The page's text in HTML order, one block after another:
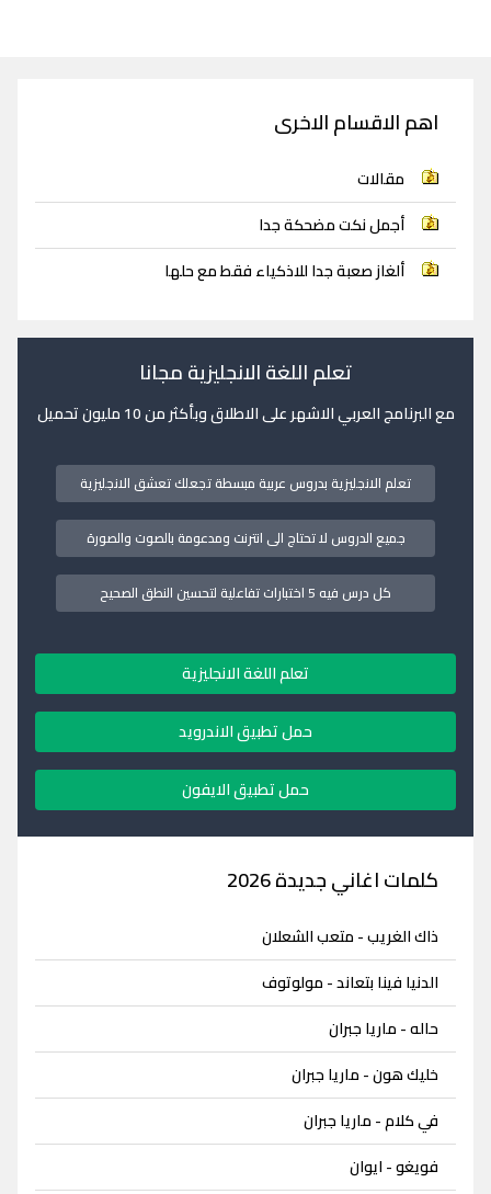
اهم الاقسام الاخرى
مقالات
أجمل نكت مضحكة جدا
ألغاز صعبة جدا للاذكياء فقط مع حلها
تعلم اللغة الانجليزية مجانا
مع البرنامج العربي الاشهر على الاطلاق وبأكثر من 10 مليون تحميل
تعلم الانجليزية بدروس عربية مبسطة تجعلك تعشق الانجليزية
جميع الدروس لا تحتاج الى انترنت ومدعومة بالصوت والصورة
كل درس فيه 5 اختبارات تفاعلية لتحسين النطق الصحيح
تعلم اللغة الانجليزية
حمل تطبيق الاندرويد
حمل تطبيق الايفون
كلمات اغاني جديدة 2026
ذاك الغريب - متعب الشعلان
الدنيا فينا بتعاند - مولوتوف
حاله - ماريا جبران
خليك هون - ماريا جبران
في كلام - ماريا جبران
فويغو - ايوان